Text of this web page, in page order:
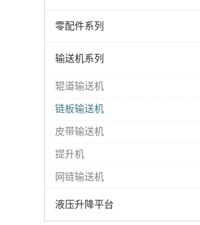
零配件系列
输送机系列
辊道输送机
链板输送机
皮带输送机
提升机
网链输送机
液压升降平台